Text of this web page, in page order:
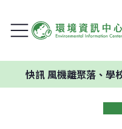
風機離聚落、學校過近